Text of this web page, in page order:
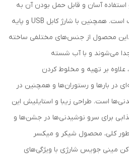
آسان و قابل حمل بودن آن به
دلیل ابعاد کوچک و وزن مناسب است. همچنین با شارژ کابل USB و پایه
محصول از جنس‌های مختلفی ساخته
می‌شوند و با آب شسته
بر تهیه و مخلوط کردن
در بارها و رستوران‌ها و همچنین در
است. طراحی زیبا و استایلیش این
برای سرو نوشیدنی‌ها در جشن‌ها و
کلی، محصول شیکر و میکسر
مینی جویس شارژی با ویژگی‌های